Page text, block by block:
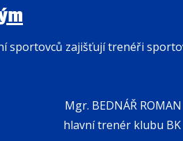
sportovců zajišťují trenéři
Mgr. BEDNÁŘ ROMAN
hlavní trenér klubu BK